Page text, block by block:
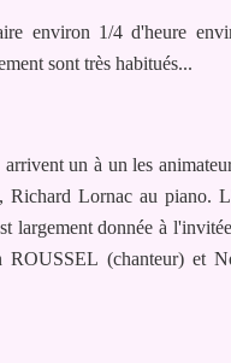
environ 1/4 d'heure
sont très habitués...
arrivent un à un les
Richard Lornac au piano.
largement donnée à
ROUSSEL (chanteur) et